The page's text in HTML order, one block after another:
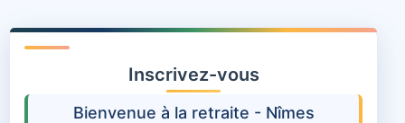
Inscrivez-vous
Bienvenue à la retraite - Nîmes